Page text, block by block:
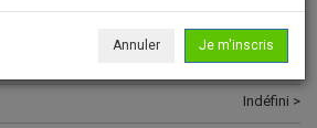
Land Cruiser >
Indéfini >
Annuler Je m'inscris